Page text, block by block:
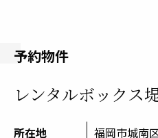
予約物件
レンタルボックス
所在地
福岡市城南